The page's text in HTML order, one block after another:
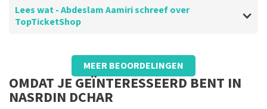
Lees wat - Abdeslam Aamiri schreef over
TopTicketShop
Beoordeling van - Abdeslam Aamiri overTopTicketShop
Provisioneel goed geregeld
9
MEER BEOORDELINGEN
OMDAT JE GEÏNTERESSEERD BENT IN
NASRDIN DCHAR